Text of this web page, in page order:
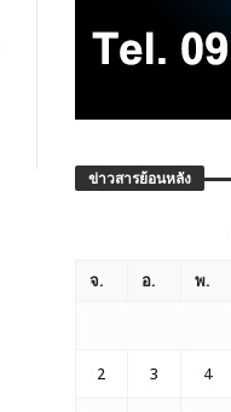
ข่าวสารย้อนหลัง
จ. อ. พ.
2 3 4